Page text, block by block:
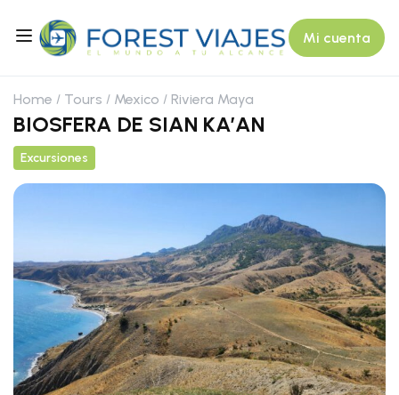
Mi cuenta
Home Tours Mexico Riviera Maya
BIOSFERA DE SIAN KA’AN
Excursiones